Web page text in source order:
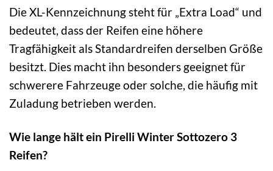
Die XL-Kennzeichnung steht für „Extra Load“ und
bedeutet, dass der Reifen eine höhere
Tragfähigkeit als Standardreifen derselben Größe
besitzt. Dies macht ihn besonders geeignet für
schwerere Fahrzeuge oder solche, die häufig mit
Zuladung betrieben werden.
Wie lange hält ein Pirelli Winter Sottozero 3
Reifen?